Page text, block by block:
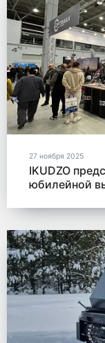
27 ноября 2025
IKUDZO
юбилейной